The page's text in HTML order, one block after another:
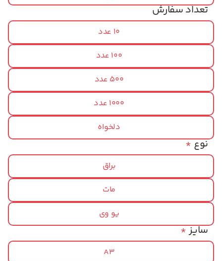
تعداد سفارش
10 عدد
100 عدد
500 عدد
1000 عدد
دلخواه
*نوع
براق
مات
یو وی
*سایز
A3